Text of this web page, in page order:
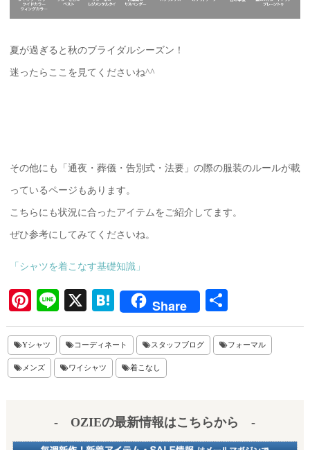
夏が過ぎると秋のブライダルシーズン！
迷ったらここを見てくださいね^^
その他にも「通夜・葬儀・告別式・法要」の際の服装のルールが載
っているページもあります。
こちらにも状況に合ったアイテムをご紹介してます。
ぜひ参考にしてみてくださいね。
「シャツを着こなす基礎知識」
Pi
nt
er
es
Li
ne
X
H
at
en
a
Share
有
Yシャツ コーディネート スタッフブログ フォーマル
メンズ ワイシャツ 着こなし
- OZIEの最新情報はこちらから -